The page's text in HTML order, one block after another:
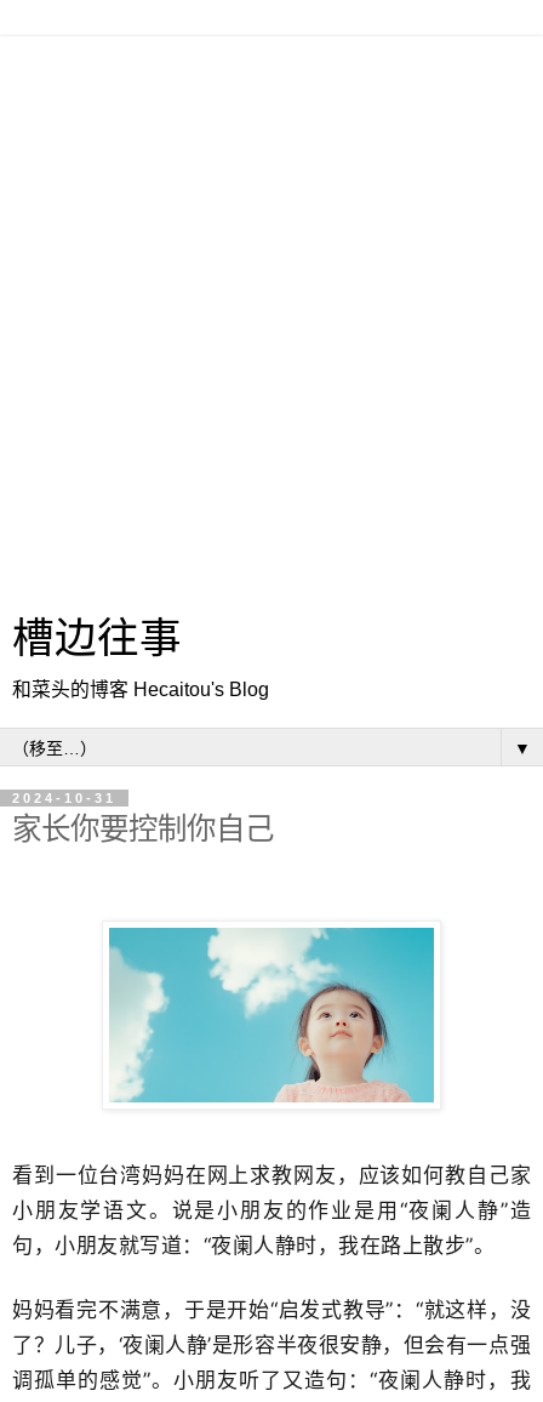
槽边往事
和菜头的博客 Hecaitou's Blog
▼
2024-10-31
家长你要控制你自己
看到一位台湾妈妈在网上求教网友，应该如何教自己家
小朋友学语文。说是小朋友的作业是用“夜阑人静”造
句，小朋友就写道：“夜阑人静时，我在路上散步”。
妈妈看完不满意，于是开始“启发式教导”：“就这样，没
了？儿子，‘夜阑人静’是形容半夜很安静，但会有一点强
调孤单的感觉”。小朋友听了又造句：“夜阑人静时，我